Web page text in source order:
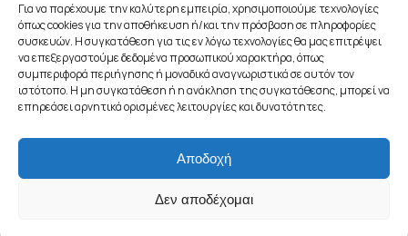
Για να παρέχουμε την καλύτερη εμπειρία, χρησιμοποιούμε τεχνολογίες
όπως cookies για την αποθήκευση ή/και την πρόσβαση σε πληροφορίες
συσκευών. Η συγκατάθεση για τις εν λόγω τεχνολογίες θα μας επιτρέψει
να επεξεργαστούμε δεδομένα προσωπικού χαρακτήρα, όπως
συμπεριφορά περιήγησης ή μοναδικά αναγνωριστικά σε αυτόν τον
ιστότοπο. Η μη συγκατάθεση ή η ανάκληση της συγκατάθεσης, μπορεί να
επηρεάσει αρνητικά ορισμένες λειτουργίες και δυνατότητες.
Αποδοχή
Δεν αποδέχομαι
footer_menu
© 2026 - Γραφείο ΤΠΕ Δήμου Μαραθώνος | ICT Office of
Municipality of Marathon